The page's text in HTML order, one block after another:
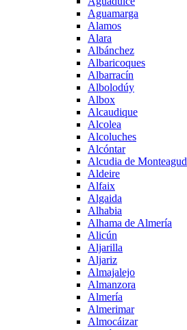
Aguamarga
Alamos
Alara
Albánchez
Albaricoques
Albarracín
Albolodúy
Albox
Alcaudique
Alcolea
Alcoluches
Alcóntar
Alcudia de Monteagud
Aldeire
Alfaix
Algaida
Alhabia
Alhama de Almería
Alicún
Aljarilla
Aljariz
Almajalejo
Almanzora
Almería
Almerimar
Almocáizar